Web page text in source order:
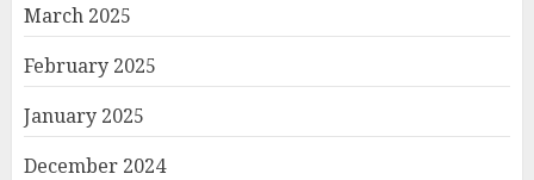
March 2025
February 2025
January 2025
December 2024